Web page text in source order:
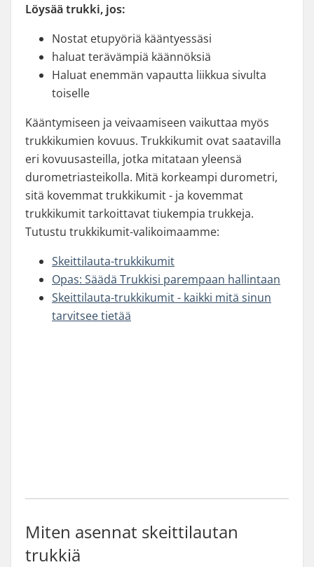
Löysää trukki, jos:
Nostat etupyöriä kääntyessäsi
haluat terävämpiä käännöksiä
Haluat enemmän vapautta liikkua sivulta
toiselle
Kääntymiseen ja veivaamiseen vaikuttaa myös
trukkikumien kovuus. Trukkikumit ovat saatavilla
eri kovuusasteilla, jotka mitataan yleensä
durometriasteikolla. Mitä korkeampi durometri,
sitä kovemmat trukkikumit - ja kovemmat
trukkikumit tarkoittavat tiukempia trukkeja.
Tutustu trukkikumit-valikoimaamme:
Skeittilauta-trukkikumit
Opas: Säädä Trukkisi parempaan hallintaan
Skeittilauta-trukkikumit - kaikki mitä sinun
tarvitsee tietää
Miten asennat skeittilautan
trukkiä